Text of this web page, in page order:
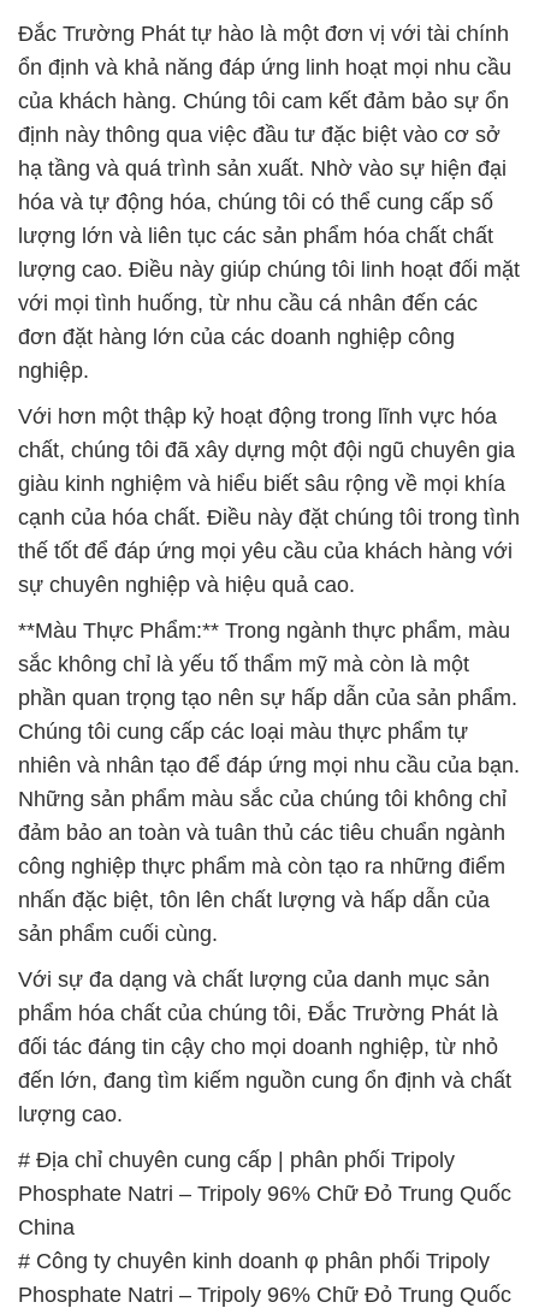
Đắc Trường Phát tự hào là một đơn vị với tài chính
ổn định và khả năng đáp ứng linh hoạt mọi nhu cầu
của khách hàng. Chúng tôi cam kết đảm bảo sự ổn
định này thông qua việc đầu tư đặc biệt vào cơ sở
hạ tầng và quá trình sản xuất. Nhờ vào sự hiện đại
hóa và tự động hóa, chúng tôi có thể cung cấp số
lượng lớn và liên tục các sản phẩm hóa chất chất
lượng cao. Điều này giúp chúng tôi linh hoạt đối mặt
với mọi tình huống, từ nhu cầu cá nhân đến các
đơn đặt hàng lớn của các doanh nghiệp công
nghiệp.
Với hơn một thập kỷ hoạt động trong lĩnh vực hóa
chất, chúng tôi đã xây dựng một đội ngũ chuyên gia
giàu kinh nghiệm và hiểu biết sâu rộng về mọi khía
cạnh của hóa chất. Điều này đặt chúng tôi trong tình
thế tốt để đáp ứng mọi yêu cầu của khách hàng với
sự chuyên nghiệp và hiệu quả cao.
**Màu Thực Phẩm:** Trong ngành thực phẩm, màu
sắc không chỉ là yếu tố thẩm mỹ mà còn là một
phần quan trọng tạo nên sự hấp dẫn của sản phẩm.
Chúng tôi cung cấp các loại màu thực phẩm tự
nhiên và nhân tạo để đáp ứng mọi nhu cầu của bạn.
Những sản phẩm màu sắc của chúng tôi không chỉ
đảm bảo an toàn và tuân thủ các tiêu chuẩn ngành
công nghiệp thực phẩm mà còn tạo ra những điểm
nhấn đặc biệt, tôn lên chất lượng và hấp dẫn của
sản phẩm cuối cùng.
Với sự đa dạng và chất lượng của danh mục sản
phẩm hóa chất của chúng tôi, Đắc Trường Phát là
đối tác đáng tin cậy cho mọi doanh nghiệp, từ nhỏ
đến lớn, đang tìm kiếm nguồn cung ổn định và chất
lượng cao.
# Địa chỉ chuyên cung cấp | phân phối Tripoly
Phosphate Natri – Tripoly 96% Chữ Đỏ Trung Quốc
China
# Công ty chuyên kinh doanh φ phân phối Tripoly
Phosphate Natri – Tripoly 96% Chữ Đỏ Trung Quốc